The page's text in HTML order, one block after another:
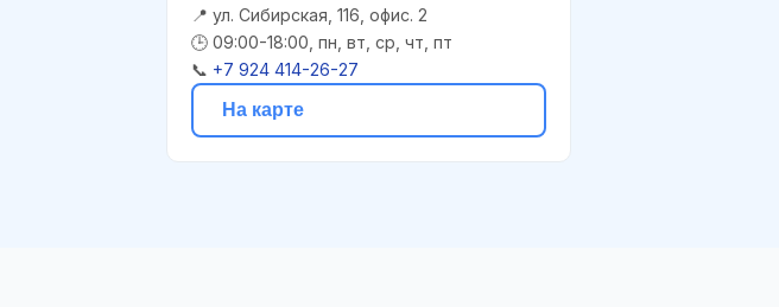
📍 ул. Сибирская, 116, офис. 2
🕒 09:00-18:00, пн, вт, ср, чт, пт
📞 +7 924 414-26-27
На карте